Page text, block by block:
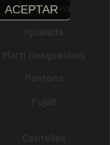
Collsuspina
Igualada
Martí Sesgueioles
Pontons
Pujalt
Centelles
ACEPTAR